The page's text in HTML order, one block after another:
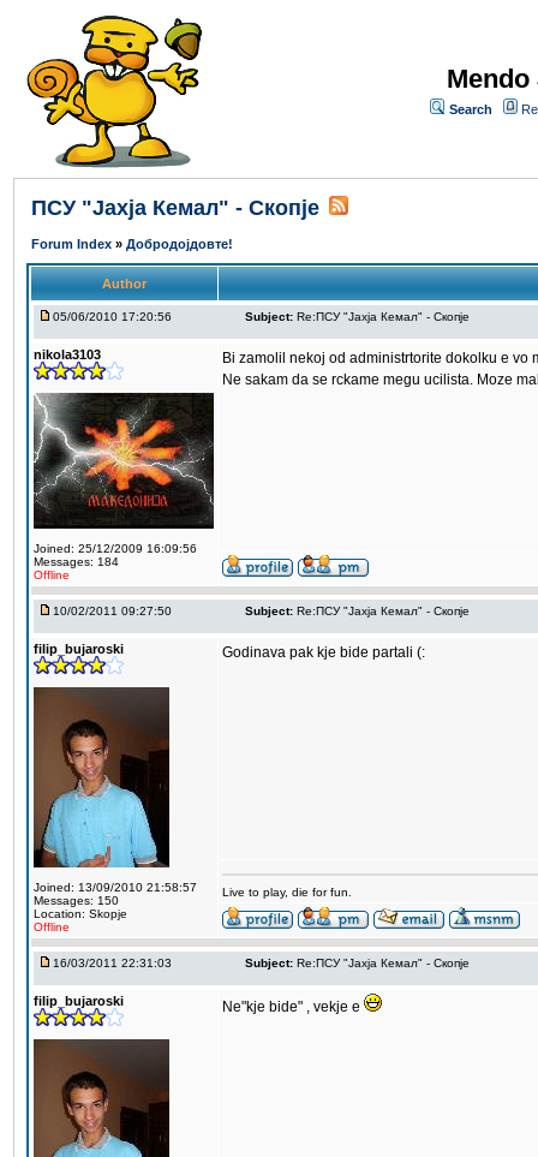
Search
ПCУ "Јахја Кемал" - Скопје
Forum Index » Добродојдовте!
Author
05/06/2010 17:20:56 Subject: Re:ПCУ "Јахја Кемал" - Скопје
nikola3103
Joined: 25/12/2009 16:09:56
Messages: 184
Offline
Bi zamolil nekoj od administrtorite dokolku e
Ne sakam da se rckame megu ucilista. Moze
10/02/2011 09:27:50 Subject: Re:ПCУ "Јахја Кемал" - Скопје
filip_bujaroski
Joined: 13/09/2010 21:58:57
Messages: 150
Location: Skopje
Offline
Godinava pak kje bide partali (:
Live to play, die for fun.
16/03/2011 22:31:03 Subject: Re:ПCУ "Јахја Кемал" - Скопје
filip_bujaroski Ne"kje bide" , vekje e